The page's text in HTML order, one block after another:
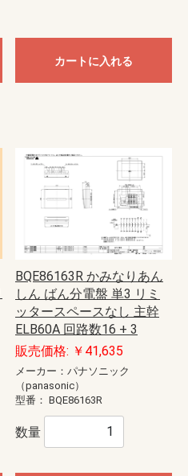
カートに入れる
BQE86163R かみなりあん
しん ばん分電盤 単3 リミ
ッタースペースなし 主幹
ELB60A 回路数16 + 3
販売価格: ￥41,635
メーカー：パナソニック
（panasonic）
型番： BQE86163R
数量